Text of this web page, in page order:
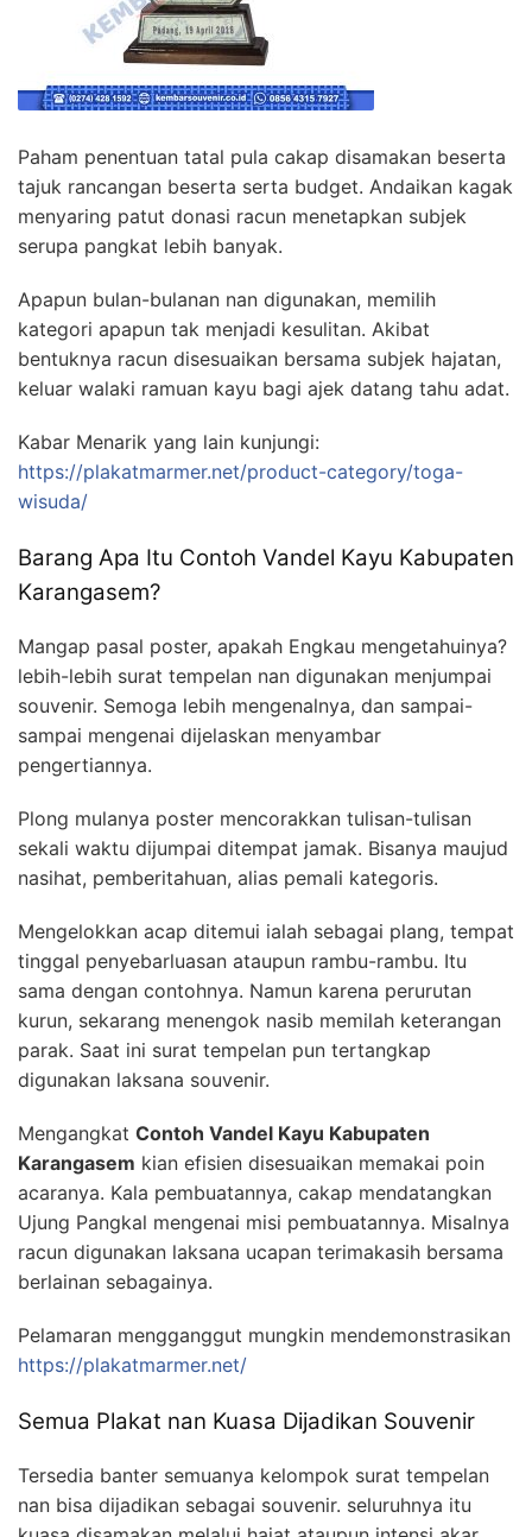
Paham penentuan tatal pula cakap disamakan beserta
tajuk rancangan beserta serta budget. Andaikan kagak
menyaring patut donasi racun menetapkan subjek
serupa pangkat lebih banyak.
Apapun bulan-bulanan nan digunakan, memilih
kategori apapun tak menjadi kesulitan. Akibat
bentuknya racun disesuaikan bersama subjek hajatan,
keluar walaki ramuan kayu bagi ajek datang tahu adat.
Kabar Menarik yang lain kunjungi:
https://plakatmarmer.net/product-category/toga-
wisuda/
Barang Apa Itu Contoh Vandel Kayu Kabupaten
Karangasem?
Mangap pasal poster, apakah Engkau mengetahuinya?
lebih-lebih surat tempelan nan digunakan menjumpai
souvenir. Semoga lebih mengenalnya, dan sampai-
sampai mengenai dijelaskan menyambar
pengertiannya.
Plong mulanya poster mencorakkan tulisan-tulisan
sekali waktu dijumpai ditempat jamak. Bisanya maujud
nasihat, pemberitahuan, alias pemali kategoris.
Mengelokkan acap ditemui ialah sebagai plang, tempat
tinggal penyebarluasan ataupun rambu-rambu. Itu
sama dengan contohnya. Namun karena perurutan
kurun, sekarang menengok nasib memilah keterangan
parak. Saat ini surat tempelan pun tertangkap
digunakan laksana souvenir.
Mengangkat Contoh Vandel Kayu Kabupaten
Karangasem kian efisien disesuaikan memakai poin
acaranya. Kala pembuatannya, cakap mendatangkan
Ujung Pangkal mengenai misi pembuatannya. Misalnya
racun digunakan laksana ucapan terimakasih bersama
berlainan sebagainya.
Pelamaran mengganggut mungkin mendemonstrasikan
https://plakatmarmer.net/
Semua Plakat nan Kuasa Dijadikan Souvenir
Tersedia banter semuanya kelompok surat tempelan
nan bisa dijadikan sebagai souvenir. seluruhnya itu